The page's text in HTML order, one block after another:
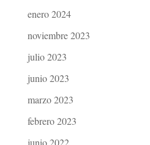
enero 2024
noviembre 2023
julio 2023
junio 2023
marzo 2023
febrero 2023
junio 2022